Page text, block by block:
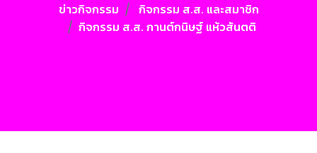
ข่าวกิจกรรม
กิจกรรม ส.ส. และสมาชิก
กิจกรรม ส.ส. กานต์กนิษฐ์ แห้วสันตติ